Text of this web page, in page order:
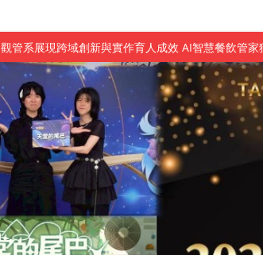
觀管系展現跨域創新與實作育人成效 AI智慧餐飲管
學務處舉辦「董事長『聊』心室」 上官董事長與青
成人之美成就學生夢想 菁英學程陪伴財金系學生蛻變
金曲陣容強勢進駐！中國科大原民音樂成果展 燃爆傳
數媒系《天堂的尾巴》、《礦影》勇奪台灣原創遊戲
師生攜手磨練一個月！觀管系榮獲天籟盃全國大專廣
一銀彭仁主中國科大開講 解密AI時代的金融轉型與數
通識教育中心主辦「114學年度AI英文自我介紹比賽